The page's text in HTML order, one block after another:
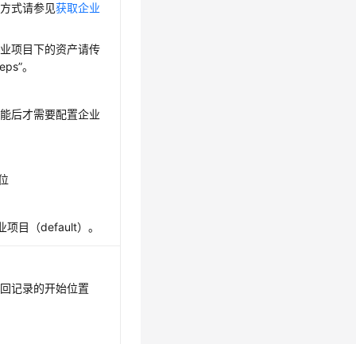
式请参见获取企业
项目下的资产请传
。
后才需要配置企业
项目（default）。
记录的开始位置